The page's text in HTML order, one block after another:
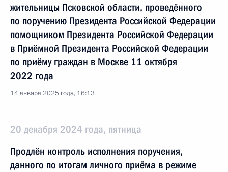
жительницы Псковской области, проведённого
по поручению Президента Российской Федерации
помощником Президента Российской Федерации
в Приёмной Президента Российской Федерации
по приёму граждан в Москве 11 октября
2022 года
14 января 2025 года, 16:13
20 декабря 2024 года, пятница
Продлён контроль исполнения поручения,
данного по итогам личного приёма в режиме